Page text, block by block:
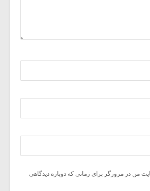
من در مرورگر برای زمانی که دوباره دیدگاهی